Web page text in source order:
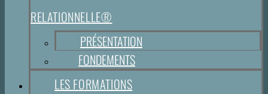
RELATIONNELLE®
PRÉSENTATION
FONDEMENTS
LES FORMATIONS